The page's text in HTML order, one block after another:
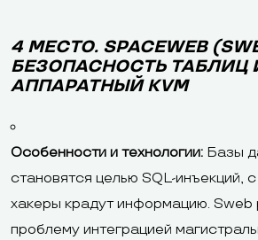
4 МЕСТО. SPACEWEB
БЕЗОПАСНОСТЬ ТАБЛИЦ
АППАРАТНЫЙ KVM
Особенности и технологии: Базы
становятся целью SQL-инъекций,
хакеры крадут информацию. Sweb
проблему интеграцией